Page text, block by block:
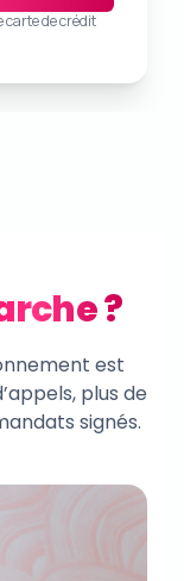
carte de crédit
?
est
plus de
signés.